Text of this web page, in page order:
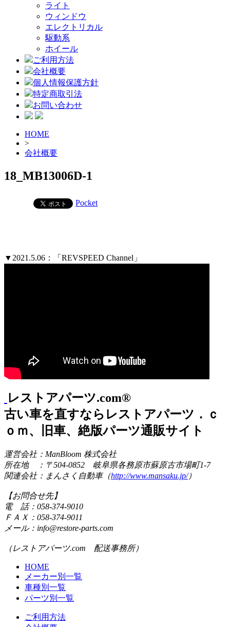
ライト
ウィンドウ
エレクトリカル
駆動系
ホイール
ご利用方法
会社概要
個人情報保護方針
特定商取引法
お問い合わせ
HOME
>
会社概要
18_MB13006D-1
Pocket
▼2021.5.06：「REVSPEED Channel」
レストアパーツ.com®
古い車を直すならレストアパーツ．ｃ
ｏｍ、旧車、絶版パーツ通販サイト
運営会社：ManBloom 株式会社
所在地 ：〒504-0852 岐阜県各務原市蘇原古市場町1-7
関連会社：まんさく自動車（http://www.mansaku.jp/）
【お問合せ先】
電 話：058-374-9010
ＦＡＸ：058-374-9011
メール：info@restore-parts.com
（レストアパーツ.com 配送事務所）
HOME
メーカー別一覧
車種別一覧
パーツ別一覧
ご利用方法